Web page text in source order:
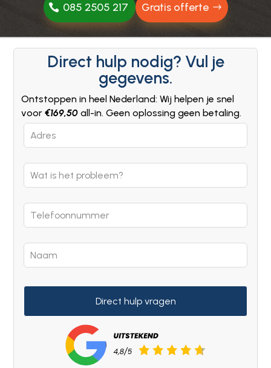
085 2505 217 Gratis offerte
Direct hulp nodig? Vul je
gegevens.
Ontstoppen in heel Nederland: Wij helpen je snel
voor€169,50 all-in. Geen oplossing geen betaling.
Leave
this
blank
Direct hulp vragen